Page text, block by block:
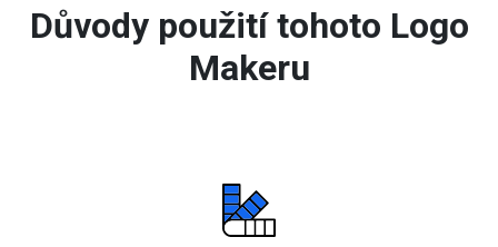
Důvody použití tohoto Logo
Makeru